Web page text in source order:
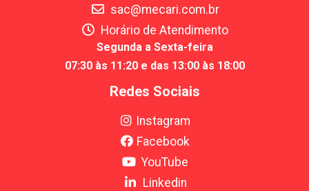
sac@mecari.com.br
Horário de Atendimento
Segunda a Sexta-feira
07:30 às 11:20 e das 13:00 às 18:00
Redes Sociais
Instagram
Facebook
YouTube
Linkedin